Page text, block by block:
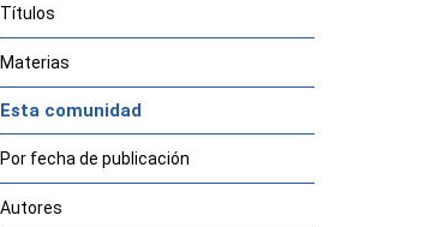
Títulos
Materias
Esta comunidad
Por fecha de publicación
Autores